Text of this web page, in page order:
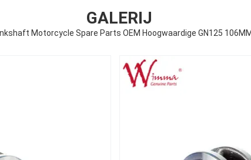
GALERIJ
Motorcycle Spare Parts OEM Hoogwaardige GN125